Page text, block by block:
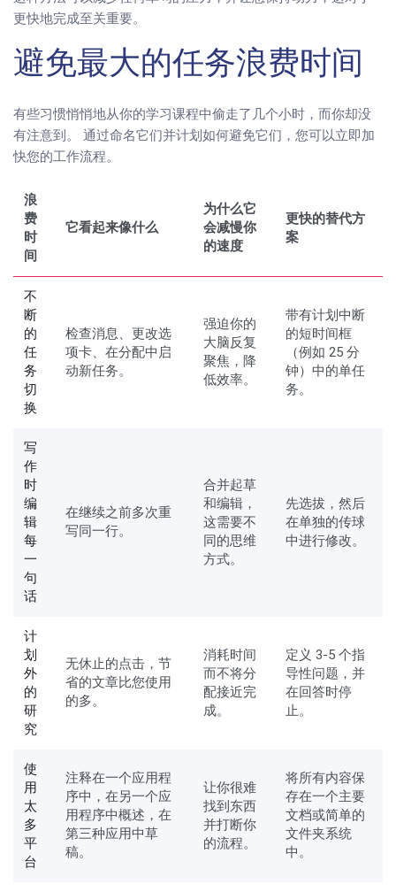
更快地完成至关重要。
避免最大的任务浪费时间
有些习惯悄悄地从你的学习课程中偷走了几个小时，而你却没
有注意到。 通过命名它们并计划如何避免它们，您可以立即加
快您的工作流程。
浪
费
时
间
它看起来像什么
为什么它
会减慢你
的速度
更快的替代方
案
不
断
的
任
务
切
换
检查消息、更改选
项卡、在分配中启
动新任务。
强迫你的
大脑反复
聚焦，降
低效率。
带有计划中断
的短时间框
（例如 25 分
钟）中的单任
务。
写
作
时
编
辑
每
一
句
话
在继续之前多次重
写同一行。
合并起草
和编辑，
这需要不
同的思维
方式。
先选拔，然后
在单独的传球
中进行修改。
计
划
外
的
研
究
无休止的点击，节
省的文章比您使用
的多。
消耗时间
而不将分
配接近完
成。
定义 3-5 个指
导性问题，并
在回答时停
止。
使
用
太
多
平
台
注释在一个应用程
序中，在另一个应
用程序中概述，在
第三种应用中草
稿。
让你很难
找到东西
并打断你
的流程。
将所有内容保
存在一个主要
文档或简单的
文件夹系统
中。